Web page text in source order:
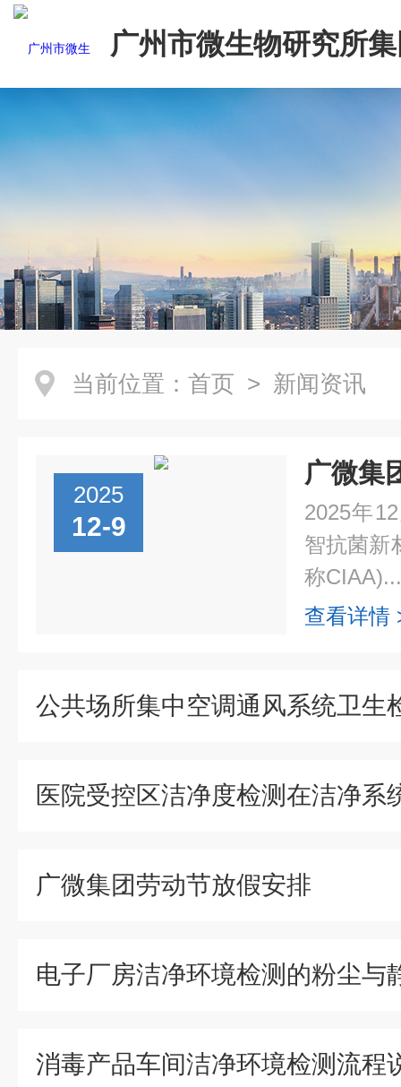
广州市微生物研究所
有限公司
当前位置： 首页 > 新闻资讯
2025
12-9
2025年
智抗菌新
称CIAA)...
查看详情
广微集团劳动节放假安排
消毒产品车间洁净环境检测流程